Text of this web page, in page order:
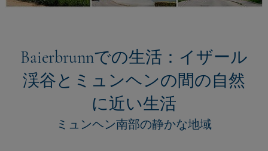
Baierbrunnでの生活：イザール
渓谷とミュンヘンの間の自然
に近い生活
ミュンヘン南部の静かな地域